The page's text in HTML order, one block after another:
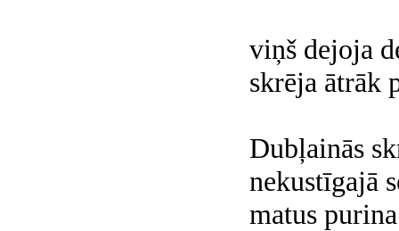
viņš dejoja
skrēja ātrāk
Dubļainās
nekustīgajā
matus